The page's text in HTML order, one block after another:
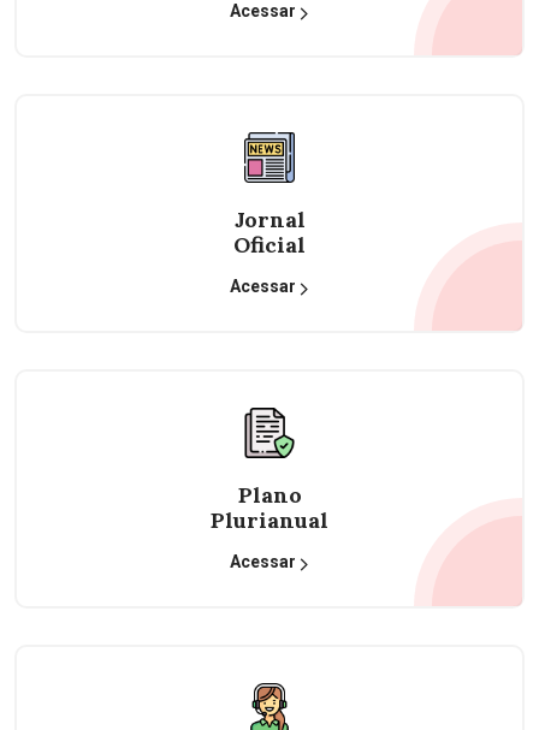
Acessar
Jornal
Oficial
Acessar
Plano
Plurianual
Acessar